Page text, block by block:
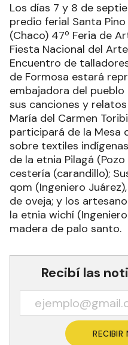
Los días 7 y 8 de
predio ferial Santa
(Chaco) 47º Feria de
Fiesta Nacional del
Encuentro de
de Formosa estará
embajadora del pueblo
sus canciones y
María del Carmen
participará de la Mesa
sobre textiles
de la etnia Pilagá
cestería (carandillo);
qom (Ingeniero
de oveja; y los
la etnia wichí
madera de palo santo.
Recibí las
RECIBIR